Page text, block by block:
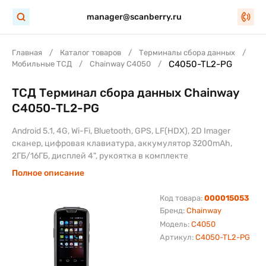
manager@scanberry.ru
Главная Каталог товаров
Терминалы сбора данных
Мобильные ТСД
Chainway C4050 C4050-TL2-PG
Бренд: Chainway
Модель: C4050
Код товара: 000015053
Артикул: C4050-TL2-PG
ТСД Терминал сбора данных Chainway
C4050-TL2-PG
Android 5.1, 4G, Wi-Fi, Bluetooth, GPS, LF(HDX), 2D Imager
сканер, цифровая клавиатура, аккумулятор 3200mAh,
2ГБ/16ГБ, дисплей 4", рукоятка в комплекте
Полное описание